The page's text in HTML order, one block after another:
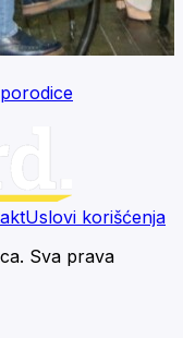
Uslovi korišćenja
Sva prava